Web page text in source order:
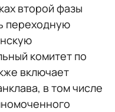
второй фазы
переходную
комитет по
включает
в том числе